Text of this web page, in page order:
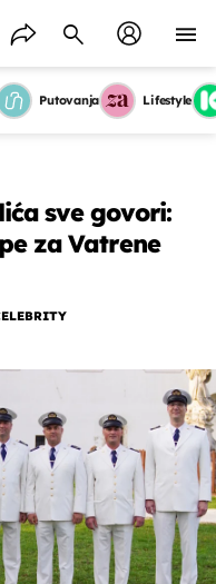
Putovanja Lifestyle
sve govori:
za Vatrene